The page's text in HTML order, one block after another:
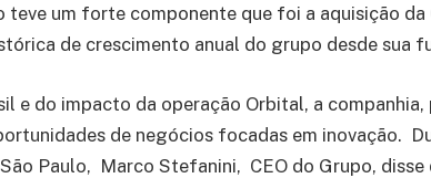
teve um forte componente que foi a aquisição da
de crescimento anual do grupo desde sua
e do impacto da operação Orbital, a
de negócios focadas em inovação.
Paulo, Marco Stefanini, CEO do Grupo,